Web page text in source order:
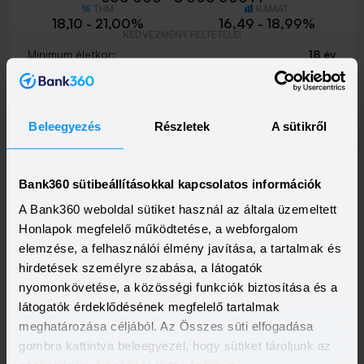
Beleegyezés Részletek A sütikről
Bank360 sütibeállításokkal kapcsolatos információk
A Bank360 weboldal sütiket használ az általa üzemeltett
Honlapok megfelelő működtetése, a webforgalom
elemzése, a felhasználói élmény javítása, a tartalmak és
hirdetések személyre szabása, a látogatók
nyomonkövetése, a közösségi funkciók biztosítása és a
látogatók érdeklődésének megfelelő tartalmak
meghatározása céljából. Az Összes süti elfogadása
gombra kattintva beleegyezel, hogy sütiket tároljunk az
18,10 - 21,00% 16,49 - 18,99%
Minimum életkor:
18 év
Minimum munkaviszony:
3 hónap
Minimum jövedelem:
214 662 Ft
Visszahívást szeretnék
MBH Személyi Kölcsön 400+
HITELÖSSZEG
500 000 - 15 000 000 Ft
10,00 - 19,80% 9,39 - 17,99%
KEDVEZMÉNY FELTÉTELEI
Minimum életkor:
Minimum munkaviszony:
3 hónap
Minimum jövedelem:
400 000 Ft